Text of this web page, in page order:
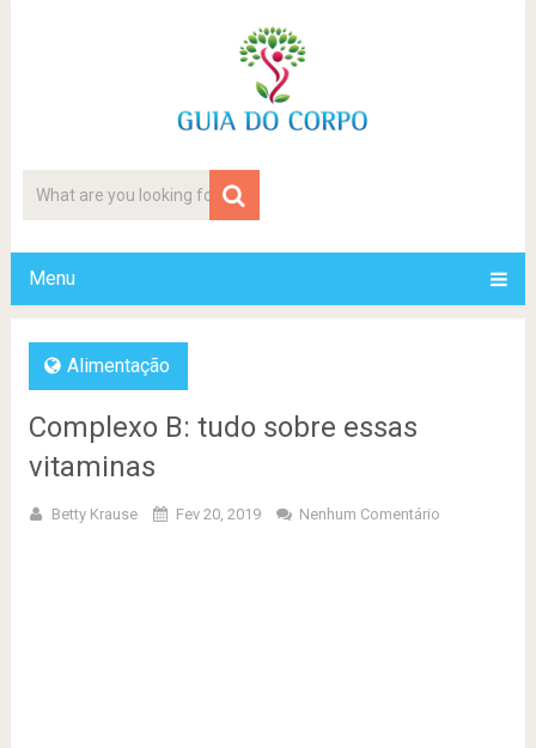
Menu
Alimentação
Complexo B: tudo sobre essas
vitaminas
Betty Krause Fev 20, 2019 Nenhum Comentário